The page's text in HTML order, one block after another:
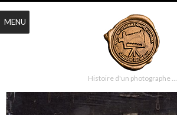
Histoire d'un photographe …
MENU